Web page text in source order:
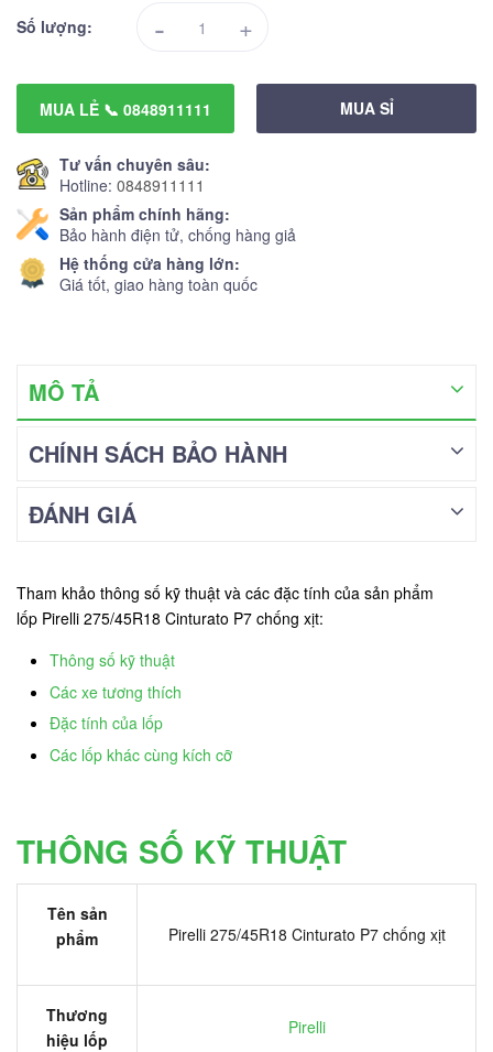
Số lượng: - +
MUA LẺ 📞 0848911111 MUA SỈ
Tư vấn chuyên sâu:
Hotline: 0848911111
Sản phẩm chính hãng:
Bảo hành điện tử, chống hàng giả
Hệ thống cửa hàng lớn:
Giá tốt, giao hàng toàn quốc
MÔ TẢ
CHÍNH SÁCH BẢO HÀNH
ĐÁNH GIÁ
Tham khảo thông số kỹ thuật và các đặc tính của sản phẩm
lốp Pirelli 275/45R18 Cinturato P7 chống xịt:
Thông số kỹ thuật
Các xe tương thích
Đặc tính của lốp
Các lốp khác cùng kích cỡ
THÔNG SỐ KỸ THUẬT
Tên sản
phẩm
Pirelli 275/45R18 Cinturato P7 chống xịt
Thương
hiệu lốp
Pirelli